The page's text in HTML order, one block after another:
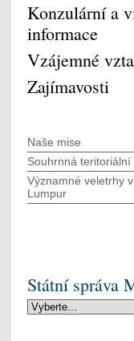
Konzulární a
informace
Vzájemné
Zajímavosti
Naše mise
Souhrnná teritoriální
Významné veletrhy
Lumpur
Státní správa